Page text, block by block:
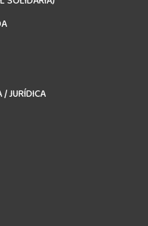
JURÍDICA